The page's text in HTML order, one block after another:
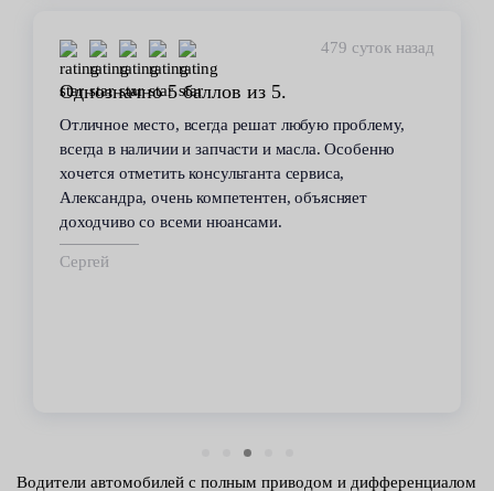
479 суток назад
Однозначно 5 баллов из 5.
Отличное место, всегда решат любую проблему,
всегда в наличии и запчасти и масла. Особенно
хочется отметить консультанта сервиса,
Александра, очень компетентен, объясняет
доходчиво со всеми нюансами.
Сергей
Водители автомобилей с полным приводом и дифференциалом